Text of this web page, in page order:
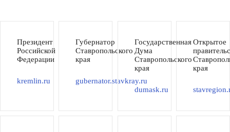
Президент
Российской
Федерации
kremlin.ru
Губернатор
Ставропольского
края
gubernator.stavkray.ru
Государственная
Дума
Ставропольского
края
dumask.ru
Открытое
края